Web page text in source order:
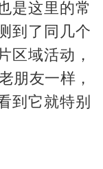
是这里的常
到了同几个
域活动，
朋友一样，
到它就特别